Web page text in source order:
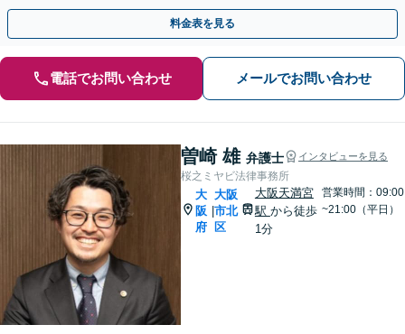
応可】【大阪天満宮駅5分】
料金表を見る
電話でお問い合わせ メールでお問い合わせ
曽崎 雄 弁護士 インタビューを見る
桜之ミヤビ法律事務所
大
阪
府
大阪
市北
区
大阪天満宮
駅 から徒歩
1分
営業時間：09:00
~21:00（平日）